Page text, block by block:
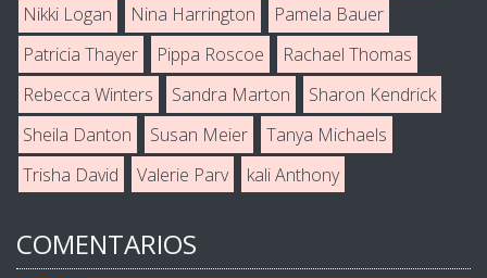
Nikki Logan
Nina Harrington
Pamela Bauer
Patricia Thayer
Pippa Roscoe
Rachael Thomas
Rebecca Winters
Sandra Marton
Sharon Kendrick
Sheila Danton
Susan Meier
Tanya Michaels
Trisha David
Valerie Parv kali Anthony
COMENTARIOS